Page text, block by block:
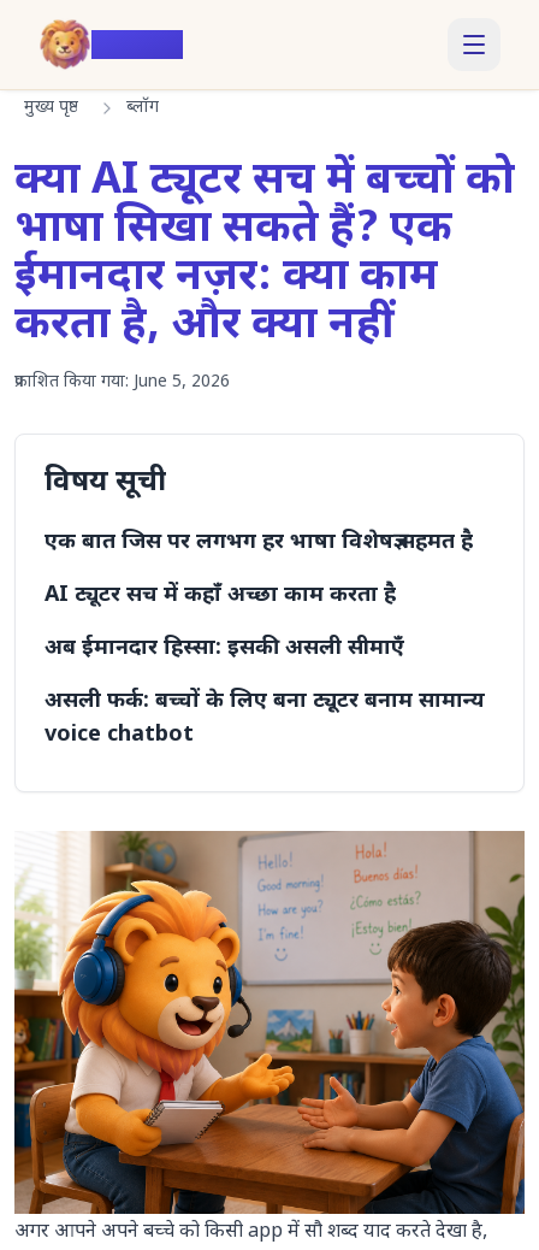
मुख्य पृष्ठ ब्लॉग
क्या AI ट्यूटर सच में बच्चों को
भाषा सिखा सकते हैं? एक
ईमानदार नज़र: क्या काम
करता है, और क्या नहीं
प्रकाशित किया गया: June 5, 2026
विषय सूची
एक बात जिस पर लगभग हर भाषा विशेषज्ञ सहमत है
AI ट्यूटर सच में कहाँ अच्छा काम करता है
अब ईमानदार हिस्सा: इसकी असली सीमाएँ
असली फर्क: बच्चों के लिए बना ट्यूटर बनाम सामान्य
voice chatbot
2. यह आपके बच्चे को याद रखता है और उसकी गलतियों पर नज़र
3. यह बच्चों के लिए बनी असली learning path का पालन करता है
4. यह अपनी personality बच्चे की उम्र के हिसाब से बदलता है
बोलना लक्ष्य है, लेकिन पूरी यात्रा नहीं
क्या यह सुरक्षित है?
तो, क्या AI सच में आपके बच्चे को भाषा सिखा
सकता है?
अक्सर पूछे जाने वाले सवाल
अपने बच्चे को वह practice दें जो सच में धाराप्रवाह
अगर आपने अपने बच्चे को किसी app में सौ शब्द याद करते देखा है,